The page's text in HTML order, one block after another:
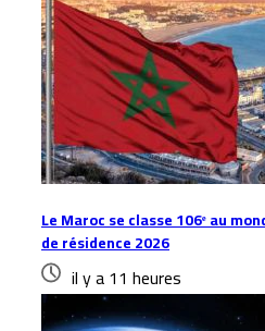
Le Maroc se classe 106ᵉ au
de résidence 2026
il y a 11 heures